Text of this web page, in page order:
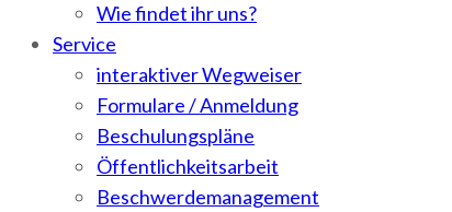
Wie findet ihr uns?
Service
interaktiver Wegweiser
Formulare / Anmeldung
Beschulungspläne
Öffentlichkeitsarbeit
Beschwerdemanagement